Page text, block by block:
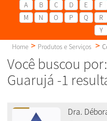
A B C D E F
M
N O P Q R
Y
Home
Produtos e Serviços
Você buscou por:
Guarujá -1
Dra.